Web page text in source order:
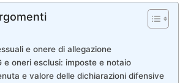
e onere di allegazione
e oneri esclusi: imposte e notaio
e valore delle dichiarazioni difensive